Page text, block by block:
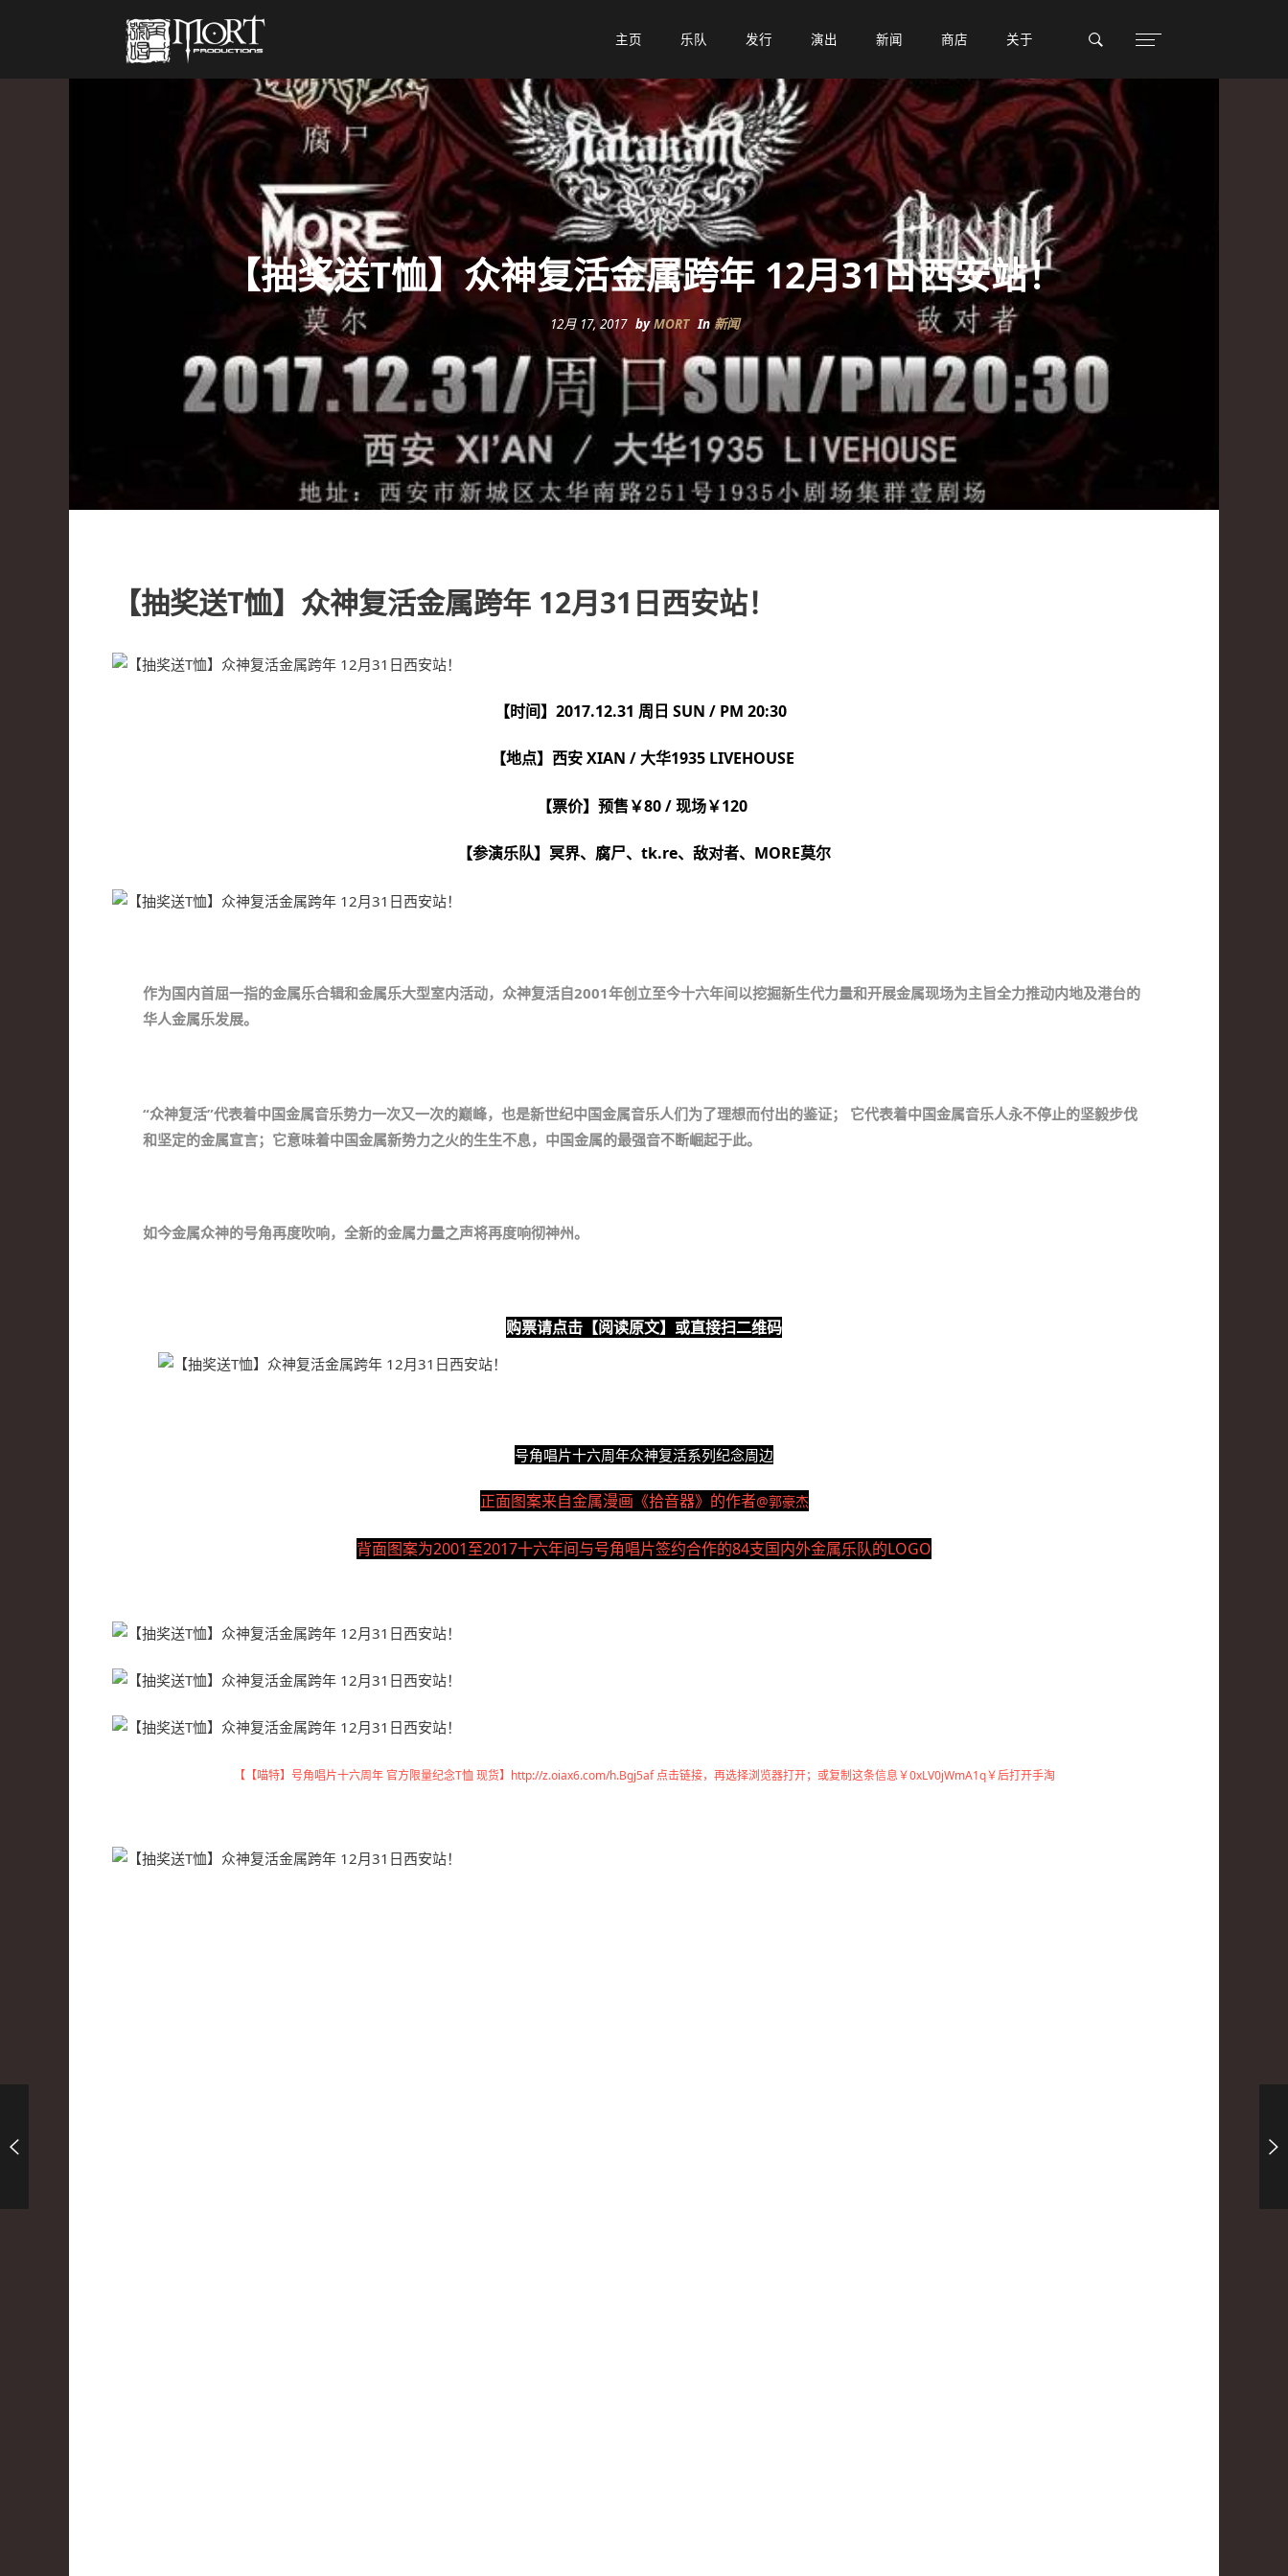
主页
主页 乐队
乐队 发行
发行 演出
演出 新闻
新闻 商店
商店 关于
关于
【抽奖送T恤】众神复活金属跨年 12月31日西安站！
12月 17, 2017 byMORT In 新闻
【抽奖送T恤】众神复活金属跨年 12月31日西安站！
【时间】2017.12.31 周日 SUN / PM 20:30
【地点】西安 XIAN / 大华1935 LIVEHOUSE
【票价】预售￥80 / 现场￥120
【参演乐队】冥界、腐尸、tk.re、敌对者、MORE莫尔
作为国内首屈一指的金属乐合辑和金属乐大型室内活动，众神复活自2001年创立至今十六年间以挖掘新生代力量和开展金属现场为主旨全力推动内地及港台的
华人金属乐发展。
“众神复活”代表着中国金属音乐势力一次又一次的巅峰，也是新世纪中国金属音乐人们为了理想而付出的鉴证； 它代表着中国金属音乐人永不停止的坚毅步伐
和坚定的金属宣言；它意味着中国金属新势力之火的生生不息，中国金属的最强音不断崛起于此。
如今金属众神的号角再度吹响，全新的金属力量之声将再度响彻神州。
购票请点击【阅读原文】或直接扫二维码
号角唱片十六周年众神复活系列纪念周边
正面图案来自金属漫画《拾音器》的作者@郭豪杰
背面图案为2001至2017十六年间与号角唱片签约合作的84支国内外金属乐队的LOGO
【【喵特】号角唱片十六周年 官方限量纪念T恤 现货】http://z.oiax6.com/h.Bgj5af 点击链接，再选择浏览器打开；或复制这条信息￥0xLV0jWmA1q￥后打开手淘